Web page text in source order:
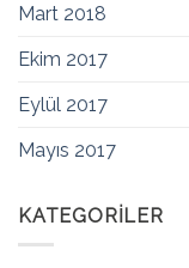
Mart 2018
Ekim 2017
Eylül 2017
Mayıs 2017
KATEGORILER